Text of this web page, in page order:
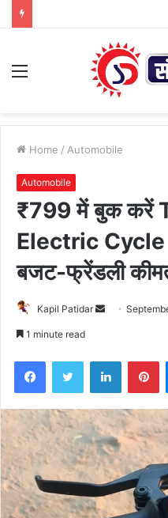
Menu
Home / Automobile
Automobile
₹799 में बुक करें
Electric Cycle
बजट-फ्रेंडली
Kapil Patidar
Send
1 minute read
FacebookTwitter LinkedIn